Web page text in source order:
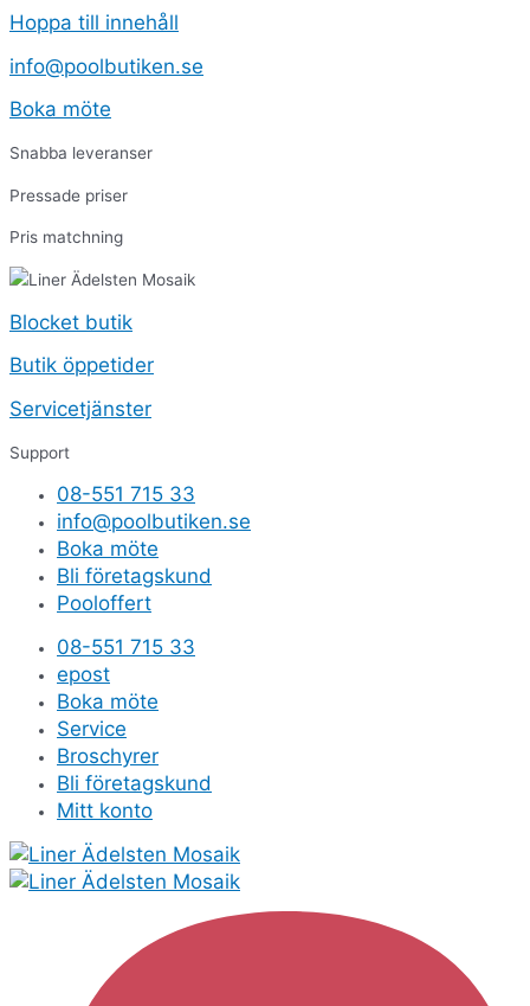
Hoppa till innehåll
info@poolbutiken.se
Boka möte
Snabba leveranser
Pressade priser
Pris matchning
Blocket butik
Butik öppetider
Servicetjänster
Support
08-551 715 33
info@poolbutiken.se
Boka möte
Bli företagskund
Pooloffert
08-551 715 33
epost
Boka möte
Service
Broschyrer
Bli företagskund
Mitt konto